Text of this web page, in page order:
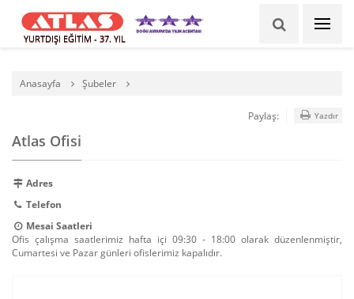
YURTDIŞI EĞİTİM - 37. YIL
Anasayfa Şubeler
Atlas Ofisi
Paylaş: Yazdır
Adres
Telefon
Mesai Saatleri
Ofis çalışma saatlerimiz hafta içi 09:30 - 18:00 olarak düzenlenmiştir,
Cumartesi ve Pazar günleri ofislerimiz kapalıdır.